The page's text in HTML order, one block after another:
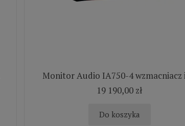
Monitor Audio IA750-4 wzmacniacz
19 190,00 zł
Do koszyka